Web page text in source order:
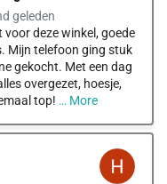
geleden
deze winkel, goede
Mijn telefoon ging stuk
gekocht. Met een dag
overgezet, hoesje,
top! … More